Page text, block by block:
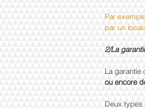
Par
par un
2/La
La garantie
ou encore
Deux types